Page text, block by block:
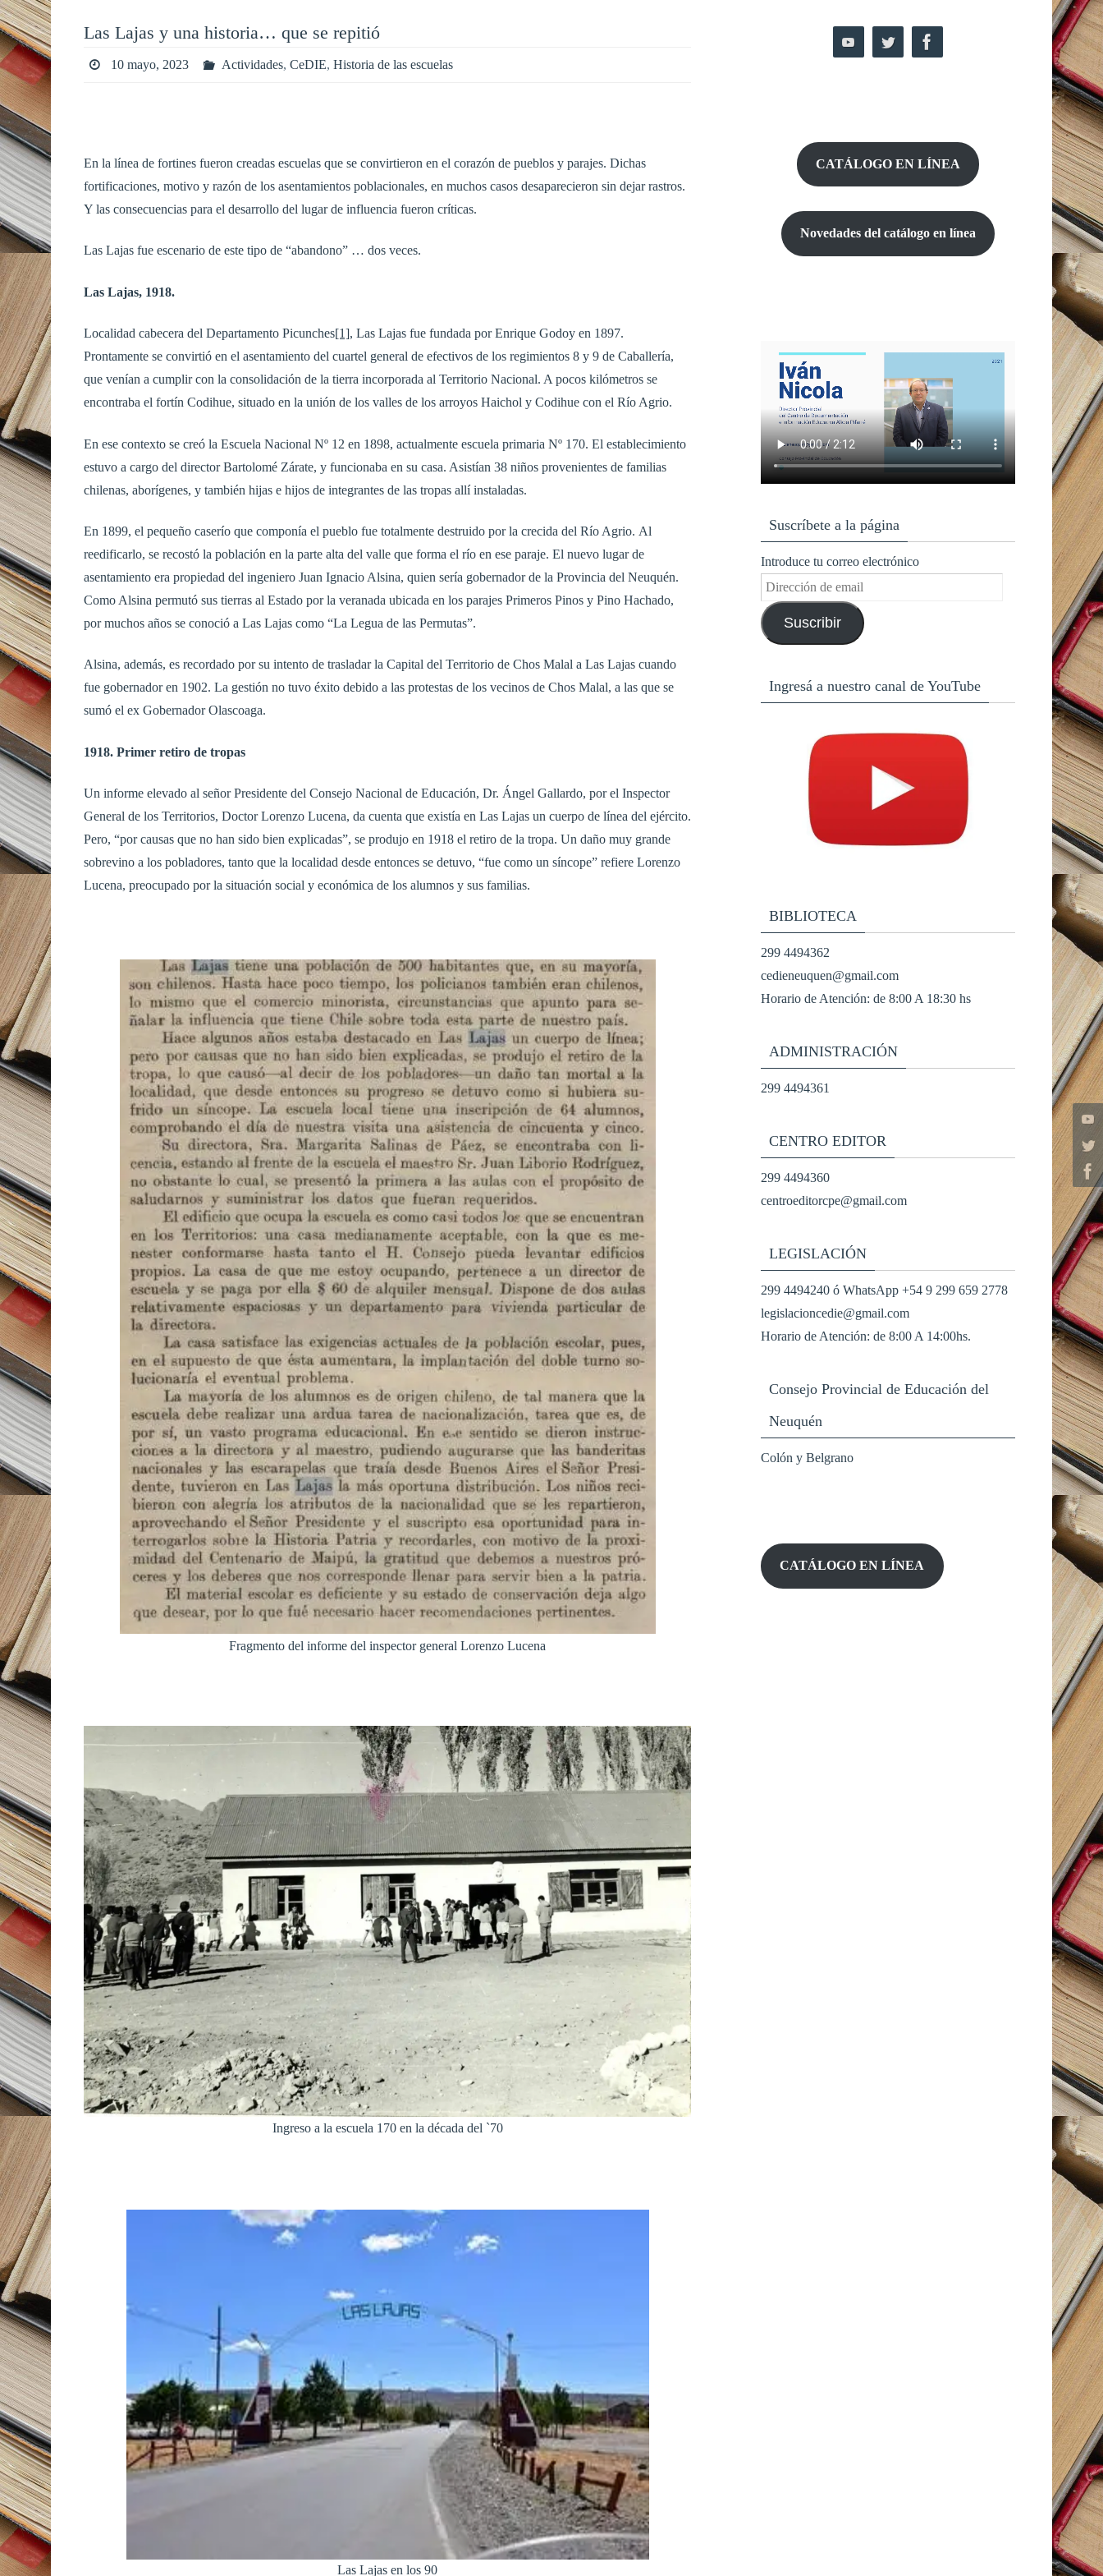
Las Lajas y una historia… que se repitió
10 mayo, 2023 Actividades, CeDIE, Historia de las escuelas
En la línea de fortines fueron creadas escuelas que se convirtieron en el corazón de pueblos y parajes. Dichas
fortificaciones, motivo y razón de los asentamientos poblacionales, en muchos casos desaparecieron sin dejar rastros.
Y las consecuencias para el desarrollo del lugar de influencia fueron críticas.
Las Lajas fue escenario de este tipo de “abandono” … dos veces.
Las Lajas, 1918.
Localidad cabecera del Departamento Picunches[1], Las Lajas fue fundada por Enrique Godoy en 1897.
Prontamente se convirtió en el asentamiento del cuartel general de efectivos de los regimientos 8 y 9 de Caballería,
que venían a cumplir con la consolidación de la tierra incorporada al Territorio Nacional. A pocos kilómetros se
encontraba el fortín Codihue, situado en la unión de los valles de los arroyos Haichol y Codihue con el Río Agrio.
En ese contexto se creó la Escuela Nacional Nº 12 en 1898, actualmente escuela primaria Nº 170. El establecimiento
estuvo a cargo del director Bartolomé Zárate, y funcionaba en su casa. Asistían 38 niños provenientes de familias
chilenas, aborígenes, y también hijas e hijos de integrantes de las tropas allí instaladas.
En 1899, el pequeño caserío que componía el pueblo fue totalmente destruido por la crecida del Río Agrio. Al
reedificarlo, se recostó la población en la parte alta del valle que forma el río en ese paraje. El nuevo lugar de
asentamiento era propiedad del ingeniero Juan Ignacio Alsina, quien sería gobernador de la Provincia del Neuquén.
Como Alsina permutó sus tierras al Estado por la veranada ubicada en los parajes Primeros Pinos y Pino Hachado,
por muchos años se conoció a Las Lajas como “La Legua de las Permutas”.
Alsina, además, es recordado por su intento de trasladar la Capital del Territorio de Chos Malal a Las Lajas cuando
fue gobernador en 1902. La gestión no tuvo éxito debido a las protestas de los vecinos de Chos Malal, a las que se
sumó el ex Gobernador Olascoaga.
1918. Primer retiro de tropas
Un informe elevado al señor Presidente del Consejo Nacional de Educación, Dr. Ángel Gallardo, por el Inspector
General de los Territorios, Doctor Lorenzo Lucena, da cuenta que existía en Las Lajas un cuerpo de línea del ejército.
Pero, “por causas que no han sido bien explicadas”, se produjo en 1918 el retiro de la tropa. Un daño muy grande
sobrevino a los pobladores, tanto que la localidad desde entonces se detuvo, “fue como un síncope” refiere Lorenzo
Lucena, preocupado por la situación social y económica de los alumnos y sus familias.
Fragmento del informe del inspector general Lorenzo Lucena
Ingreso a la escuela 170 en la década del `70
Las Lajas en los 90
CATÁLOGO EN LÍNEA
Novedades del catálogo en línea
Suscríbete a la página
Introduce tu correo electrónico
Dirección
de
emailSuscribir
Ingresá a nuestro canal de YouTube
BIBLIOTECA
299 4494362
cedieneuquen@gmail.com
Horario de Atención: de 8:00 A 18:30 hs
ADMINISTRACIÓN
299 4494361
CENTRO EDITOR
299 4494360
centroeditorcpe@gmail.com
LEGISLACIÓN
299 4494240 ó WhatsApp +54 9 299 659 2778
legislacioncedie@gmail.com
Horario de Atención: de 8:00 A 14:00hs.
Consejo Provincial de Educación del
Neuquén
Colón y Belgrano
CATÁLOGO EN LÍNEA